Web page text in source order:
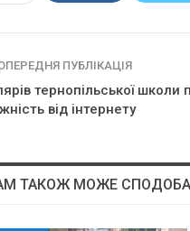
ПУБЛІКАЦІЯ
тернопільської школи
від інтернету
ТАКОЖ МОЖЕ